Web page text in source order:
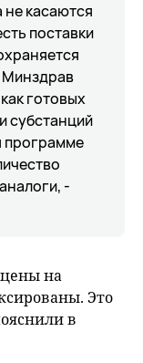
касаются
поставки
Минздрав
готовых
субстанций
программе
-
на
Это
в